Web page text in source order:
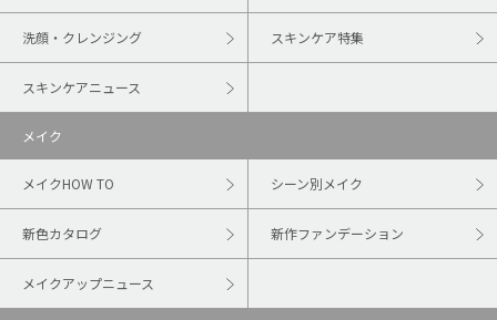
洗顔・クレンジング スキンケア特集
スキンケアニュース
メイク
メイクHOW TO シーン別メイク
新色カタログ 新作ファンデーション
メイクアップニュース